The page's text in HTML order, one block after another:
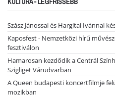
Szász Jánossal és Hargitai Ivánnal
Kaposfest - Nemzetközi hírű
fesztiválon
Hamarosan kezdődik a Centrál
Szigliget Várudvarban
A Queen budapesti koncertfilmje
mozikban